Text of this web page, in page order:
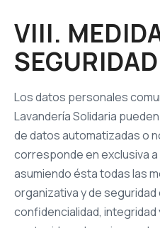
VIII.
SEGURIDAD
Los datos personales
Lavandería Solidaria
de datos automatizadas o
corresponde en exclusiva a
asumiendo ésta todas las
organizativa y de seguridad
confidencialidad, integridad